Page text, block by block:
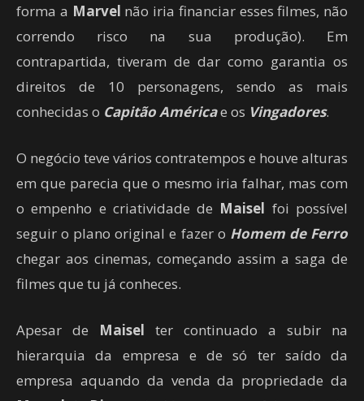
forma a Marvel não iria financiar esses filmes, não
correndo risco na sua produção). Em
contrapartida, tiveram de dar como garantia os
direitos de 10 personagens, sendo as mais
conhecidas o Capitão Américae os Vingadores.
O negócio teve vários contratempos e houve alturas
em que parecia que o mesmo iria falhar, mas com
o empenho e criatividade de Maisel foi possível
seguir o plano original e fazer o Homem de Ferro
chegar aos cinemas, começando assim a saga de
filmes que tu já conheces.
Apesar de Maisel ter continuado a subir na
hierarquia da empresa e de só ter saído da
empresa aquando da venda da propriedade da